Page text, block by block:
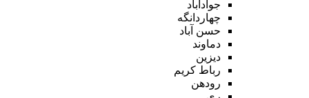
جوادآباد
چهاردانگه
حسن آباد
دماوند
دیزین
رباط کریم
رودهن